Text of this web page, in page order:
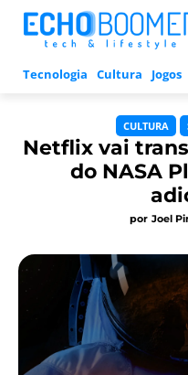
Tecnologia Cultura Jogos
CULTURA
Netflix vai
do NASA
por Joel